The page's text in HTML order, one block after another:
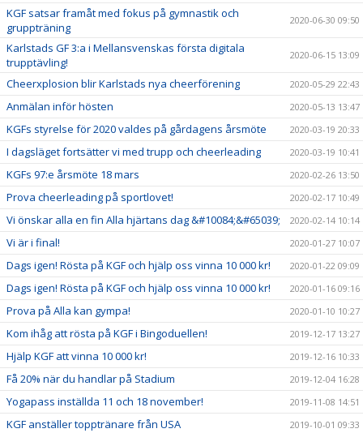
KGF satsar framåt med fokus på gymnastik och
gruppträning
2020-06-30 09:50
Karlstads GF 3:a i Mellansvenskas första digitala
trupptävling!
2020-06-15 13:09
Cheerxplosion blir Karlstads nya cheerförening 2020-05-29 22:43
Anmälan inför hösten 2020-05-13 13:47
KGFs styrelse för 2020 valdes på gårdagens årsmöte 2020-03-19 20:33
I dagsläget fortsätter vi med trupp och cheerleading 2020-03-19 10:41
KGFs 97:e årsmöte 18 mars 2020-02-26 13:50
Prova cheerleading på sportlovet! 2020-02-17 10:49
Vi önskar alla en fin Alla hjärtans dag &#10084;&#65039; 2020-02-14 10:14
Vi är i final! 2020-01-27 10:07
Dags igen! Rösta på KGF och hjälp oss vinna 10 000 kr! 2020-01-22 09:09
Dags igen! Rösta på KGF och hjälp oss vinna 10 000 kr! 2020-01-16 09:16
Prova på Alla kan gympa! 2020-01-10 10:27
Kom ihåg att rösta på KGF i Bingoduellen! 2019-12-17 13:27
Hjälp KGF att vinna 10 000 kr! 2019-12-16 10:33
Få 20% när du handlar på Stadium 2019-12-04 16:28
Yogapass inställda 11 och 18 november! 2019-11-08 14:51
KGF anställer topptränare från USA 2019-10-01 09:33